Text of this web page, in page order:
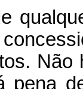
Não
pena